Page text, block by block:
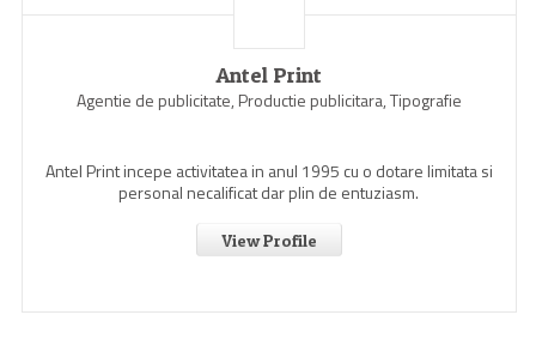
Antel Print
Agentie de publicitate, Productie publicitara, Tipografie
Antel Print incepe activitatea in anul 1995 cu o dotare limitata si
personal necalificat dar plin de entuziasm.
View Profile